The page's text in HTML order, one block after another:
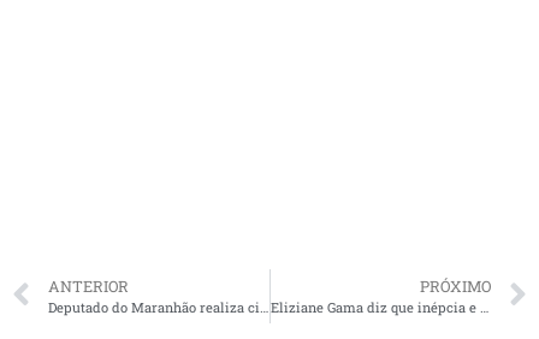
ANTERIOR
Deputado do Maranhão realiza cirurgia nesta quarta e se ausenta das atividades parlamentares
PRÓXIMO
Eliziane Gama diz que inépcia e improvisação do governo aumentam tragédia ambiental no litoral do Nordeste